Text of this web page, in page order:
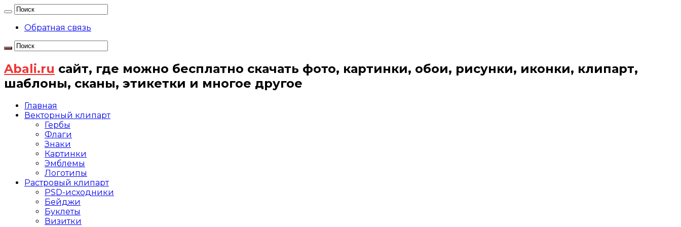
Обратная связь
Abali.ru сайт, где можно бесплатно скачать фото, картинки, обои, рисунки, иконки, клипарт,
шаблоны, сканы, этикетки и многое другое
Главная
Векторный клипарт
Гербы
Флаги
Знаки
Картинки
Эмблемы
Логотипы
Растровый клипарт
PSD-исходники
Бейджи
Буклеты
Визитки